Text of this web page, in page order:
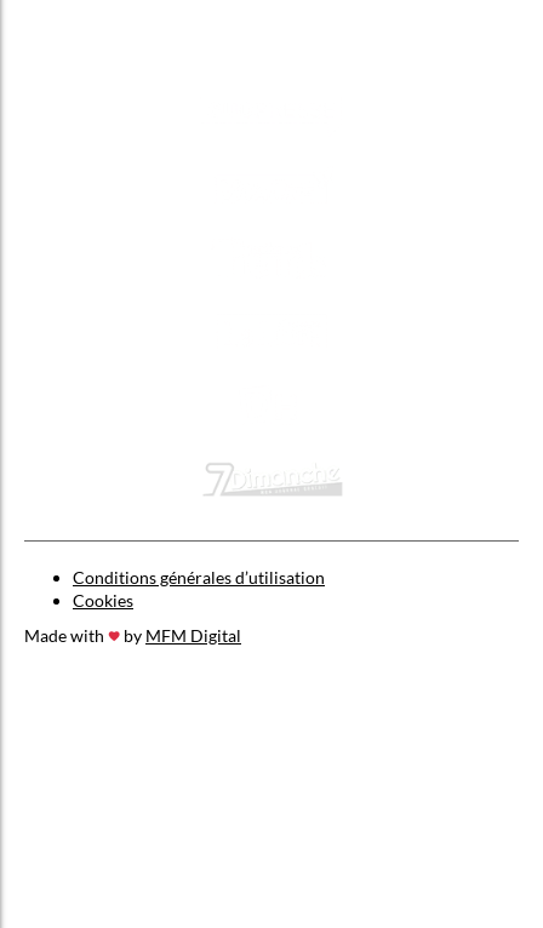
Conditions générales d’utilisation
Cookies
Made with
by MFM Digital